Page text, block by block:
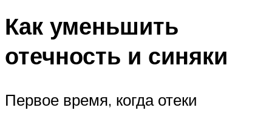
Как уменьшить
отечность и синяки
Первое время, когда отеки